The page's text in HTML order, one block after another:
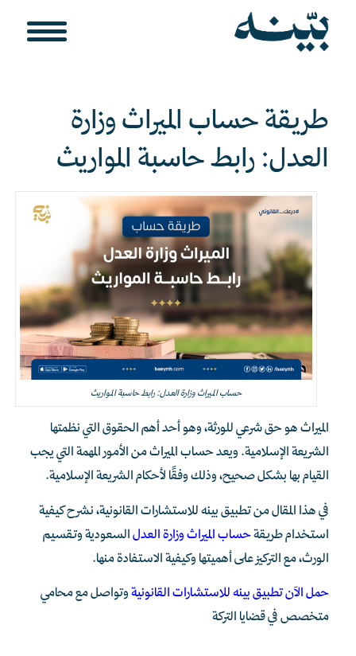
طريقة حساب الميراث وزارة
العدل: رابط حاسبة المواريث
حساب الميراث وزارة العدل: رابط حاسبة المواريث
الميراث هو حق شرعي للورثة، وهو أحد أهم الحقوق التي نظمتها
الشريعة الإسلامية. ويعد حساب الميراث من الأمور المهمة التي يجب
القيام بها بشكل صحيح، وذلك وفقًا لأحكام الشريعة الإسلامية.
في هذا المقال من تطبيق بينه للاستشارات القانونية، نشرح كيفية
استخدام طريقةحساب الميراث وزارة العدلالسعودية وتقسيم
الورث، مع التركيز على أهميتها وكيفية الاستفادة منها.
حمل الآن تطبيق بينه للاستشارات القانونيةوتواصل مع محامي
متخصص في قضايا التركة